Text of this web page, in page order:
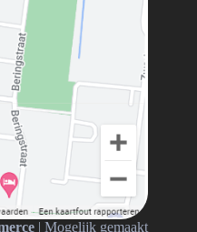
| Mogelijk gemaakt